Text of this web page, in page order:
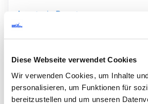
Diese Webseite verwendet Cookies
Wir verwenden Cookies, um Inhalte
personalisieren, um Funktionen für
bereitzustellen und um unseren
Anastasia Runets